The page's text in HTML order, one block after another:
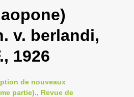
g
l
n
v
v. berlandi,
1926
de nouveaux
partie)., Revue de